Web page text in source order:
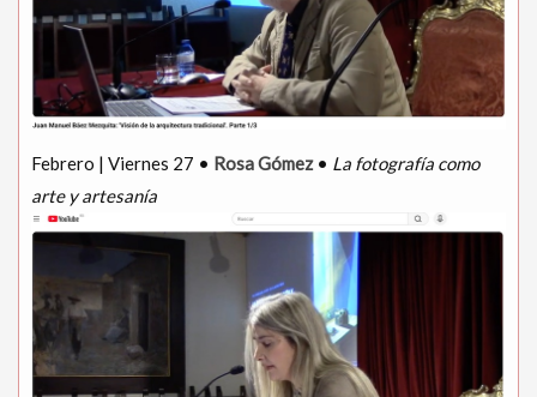
Febrero | Viernes 27 • Rosa Gómez• La fotografía como
arte y artesanía